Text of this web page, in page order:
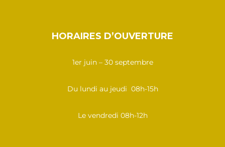
HORAIRES D’OUVERTURE
1er juin – 30 septembre
Du lundi au jeudi 08h-15h
Le vendredi 08h-12h